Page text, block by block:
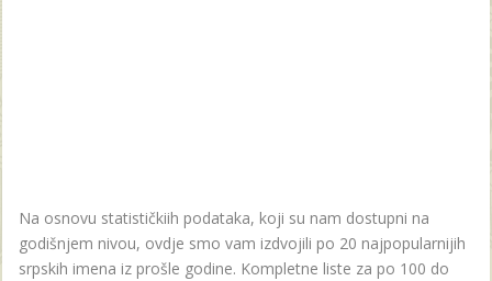
Na osnovu statističkiih podataka, koji su nam dostupni na
godišnjem nivou, ovdje smo vam izdvojili po 20 najpopularnijih
srpskih imena iz prošle godine. Kompletne liste za po 100 do